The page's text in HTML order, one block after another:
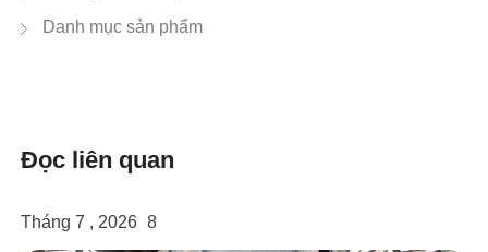
Danh mục sản phẩm
Đọc liên quan
Tháng 7 , 2026 8